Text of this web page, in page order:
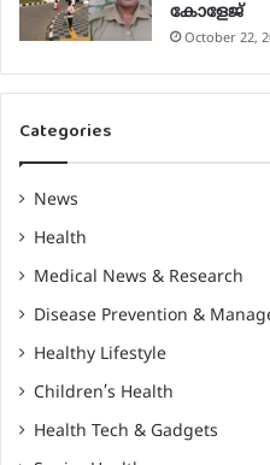
കോളേജ്
October 22,
Categories
News
Health
Medical News & Research
Disease Prevention &
Healthy Lifestyle
Children’s Health
Health Tech & Gadgets